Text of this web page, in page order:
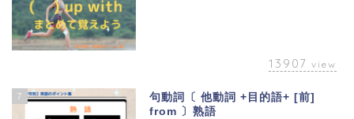
13907 view
7
句動詞〔 他動詞 +目的語+ [前]
from 〕熟語